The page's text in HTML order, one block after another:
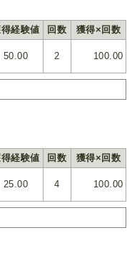
経験値 回数
獲得×回数
50.00 2 100.00
経験値 回数
獲得×回数
25.00 4 100.00